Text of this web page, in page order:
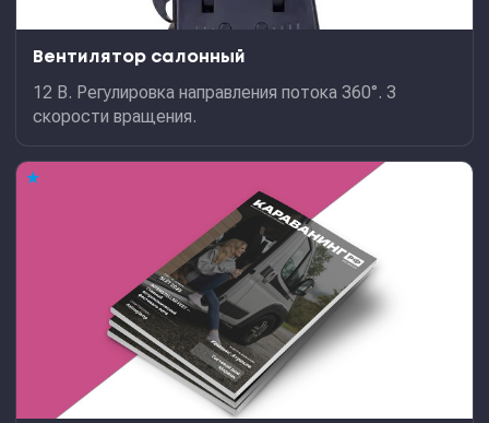
Вентилятор салонный
12 В. Регулировка направления потока 360°. 3
скорости вращения.
★